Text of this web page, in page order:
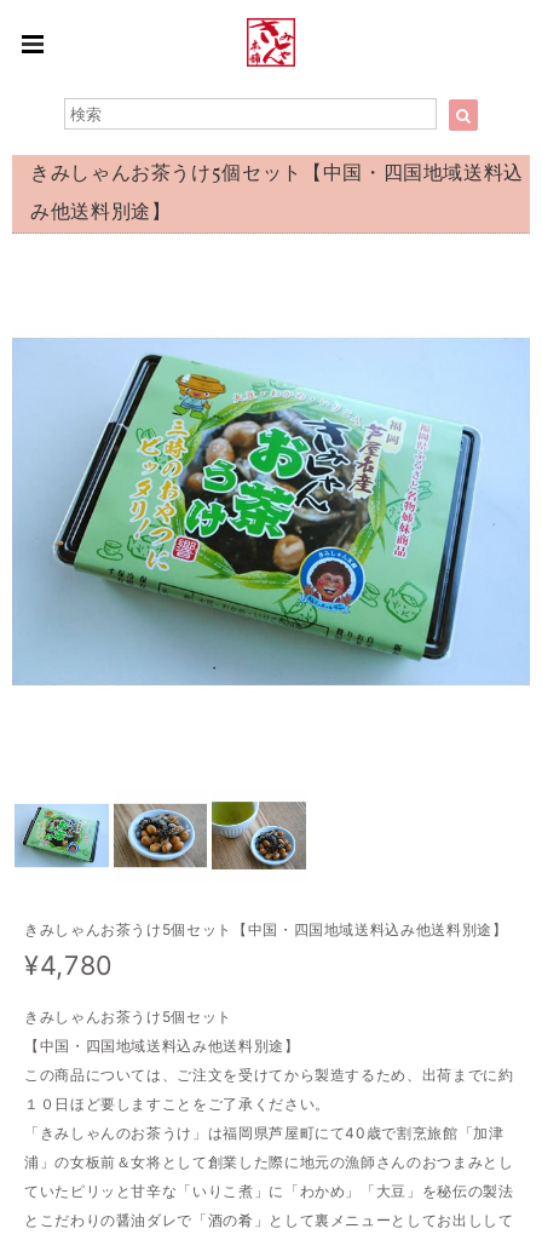
きみしゃんお茶うけ5個セット【中国・四国地域送料込
み他送料別途】
きみしゃんお茶うけ5個セット【中国・四国地域送料込み他送料別途】
¥4,780
きみしゃんお茶うけ5個セット
【中国・四国地域送料込み他送料別途】
この商品については、ご注文を受けてから製造するため、出荷までに約
１０日ほど要しますことをご了承ください。
「きみしゃんのお茶うけ」は福岡県芦屋町にて40歳で割烹旅館「加津
浦」の女板前＆女将として創業した際に地元の漁師さんのおつまみとし
ていたピリッと甘辛な「いりこ煮」に「わかめ」「大豆」を秘伝の製法
とこだわりの醤油ダレで「酒の肴」として裏メニューとしてお出しして